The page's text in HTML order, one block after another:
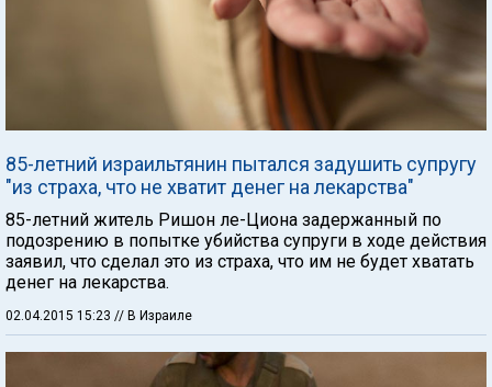
85-летний израильтянин пытался задушить супругу
"из страха, что не хватит денег на лекарства"
85-летний житель Ришон ле-Циона задержанный по
подозрению в попытке убийства супруги в ходе действия
заявил, что сделал это из страха, что им не будет хватать
денег на лекарства.
02.04.2015 15:23 // В Израиле